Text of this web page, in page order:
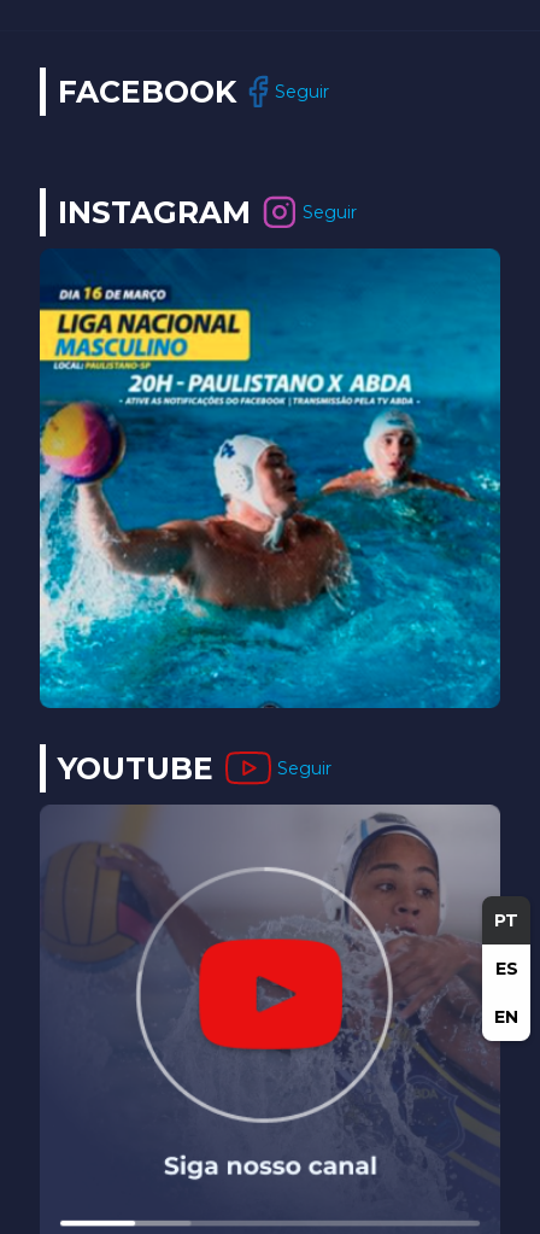
PT
ES
EN
FACEBOOK Seguir
INSTAGRAM Seguir
YOUTUBE Seguir